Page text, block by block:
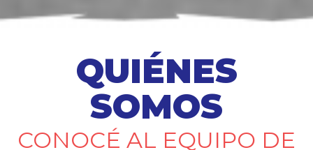
QUIÉNES
SOMOS
CONOCÉ AL EQUIPO DE